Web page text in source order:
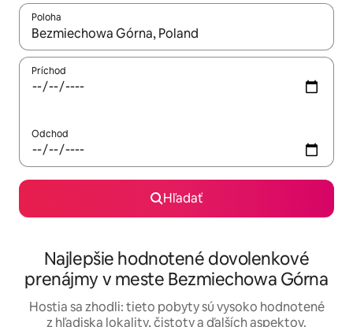
Poloha
Keď budú výsledky k dispozícii, môžete si ich prechádzať
Príchod
Odchod
Hľadať
Najlepšie hodnotené dovolenkové
prenájmy v meste Bezmiechowa Górna
Hostia sa zhodli: tieto pobyty sú vysoko hodnotené
z hľadiska lokality, čistoty a ďalších aspektov.